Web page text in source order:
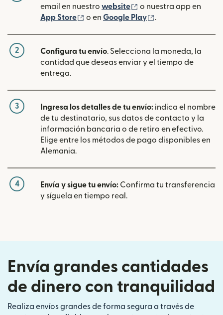
email en nuestro website (se abre en una
o nuestra app en
App Store
(se abre en una ventana nueva)
o en Google Play .
2 Configura tu envío. Selecciona la moneda, la
cantidad que deseas enviar y el tiempo de
entrega.
3 Ingresa los detalles de tu envío: indica el nombre
de tu destinatario, sus datos de contacto y la
información bancaria o de retiro en efectivo.
Elige entre los métodos de pago disponibles en
Alemania.
4 Envía y sigue tu envío: Confirma tu transferencia
y síguela en tiempo real.
Envía grandes cantidades
de dinero con tranquilidad
Realiza envíos grandes de forma segura a través de